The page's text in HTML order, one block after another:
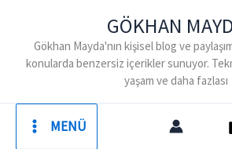
GÖKHAN
Gökhan Mayda'nın kişisel blog ve
konularda benzersiz içerikler sunuyor.
yaşam ve daha fazlası
MENÜ